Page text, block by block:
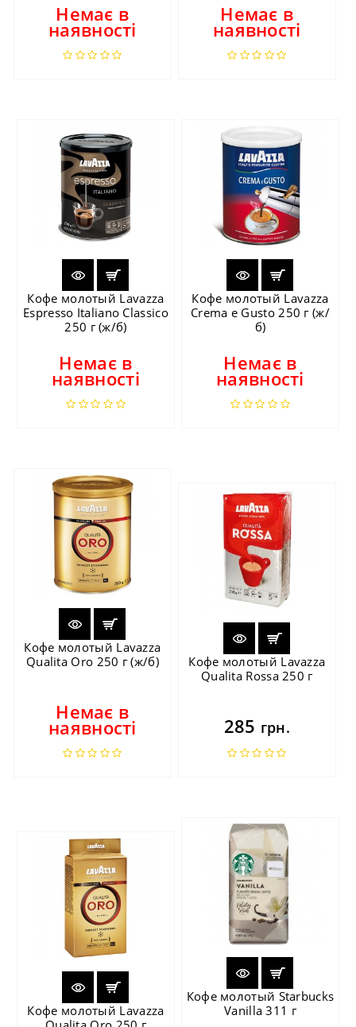
Немає в
наявності
Немає в
наявності
Кофе молотый Lavazza
Espresso Italiano Classico
250 г (ж/б)
Немає в
наявності
Кофе молотый Lavazza
Crema e Gusto 250 г (ж/
б)
Немає в
наявності
Кофе молотый Lavazza
Qualita Oro 250 г (ж/б)
Немає в
наявності
Кофе молотый Lavazza
Qualita Rossa 250 г
285 грн.
Кофе молотый Lavazza
Кофе молотый Starbucks
Vanilla 311 г